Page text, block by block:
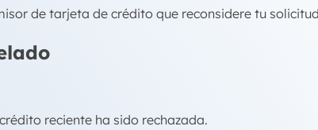
de tarjeta de crédito que reconsidere tu
reciente ha sido rechazada.